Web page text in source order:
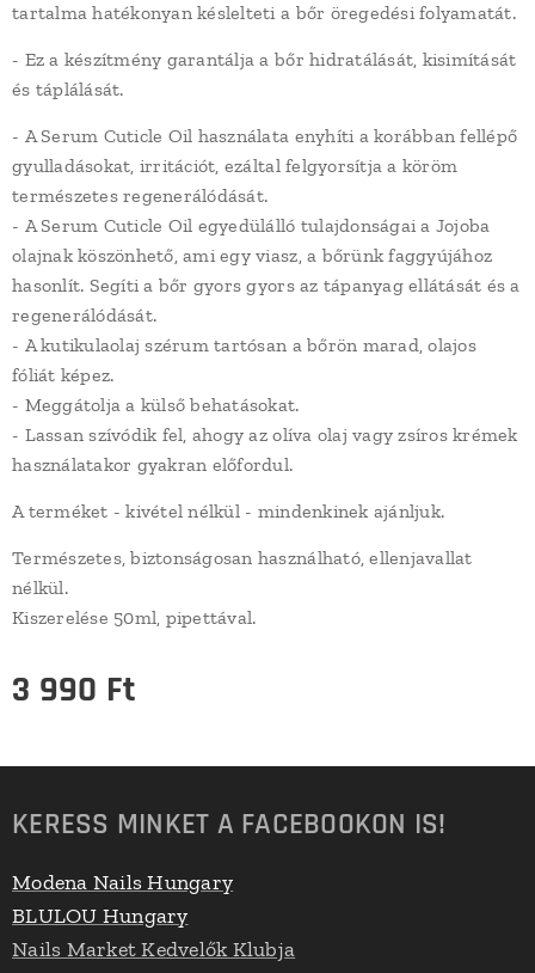
tartalma hatékonyan késlelteti a bőr öregedési folyamatát.
- Ez a készítmény garantálja a bőr hidratálását, kisimítását
és táplálását.
- A Serum Cuticle Oil használata enyhíti a korábban fellépő
gyulladásokat, irritációt, ezáltal felgyorsítja a köröm
természetes regenerálódását.
- A Serum Cuticle Oil egyedülálló tulajdonságai a Jojoba
olajnak köszönhető, ami egy viasz, a bőrünk faggyújához
hasonlít. Segíti a bőr gyors gyors az tápanyag ellátását és a
regenerálódását.
- A kutikulaolaj szérum tartósan a bőrön marad, olajos
fóliát képez.
- Meggátolja a külső behatásokat.
- Lassan szívódik fel, ahogy az olíva olaj vagy zsíros krémek
használatakor gyakran előfordul.
A terméket - kivétel nélkül - mindenkinek ajánljuk.
Természetes, biztonságosan használható, ellenjavallat
nélkül.
Kiszerelése 50ml, pipettával.
3 990 Ft
KERESS MINKET A FACEBOOKON IS!
Modena Nails Hungary
BLULOU Hungary
Nails Market Kedvelők Klubja